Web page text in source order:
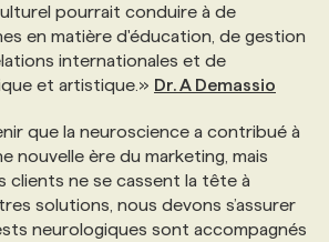
pourrait conduire à de
en matière d'éducation, de gestion
internationales et de
et artistique.» Dr. A Demassio
que la neuroscience a contribué à
nouvelle ère du marketing, mais
clients ne se cassent la tête à
solutions, nous devons s’assurer
neurologiques sont accompagnés